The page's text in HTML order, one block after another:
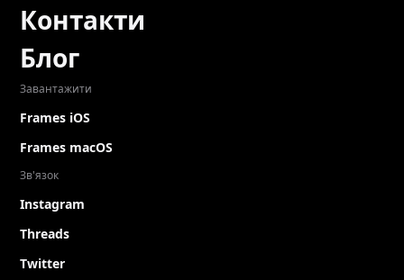
Контакти
Блог
Завантажити
Frames iOS
Frames macOS
Зв'язок
Instagram
Threads
Twitter